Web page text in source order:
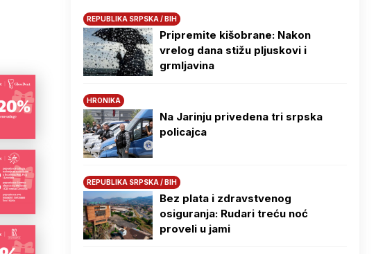
REPUBLIKA SRPSKA / BIH
Pripremite kišobrane: Nakon
vrelog dana stižu pljuskovi i
grmljavina
HRONIKA
Na Јarinju privedena tri srpska
policajca
REPUBLIKA SRPSKA / BIH
Bez plata i zdravstvenog
osiguranja: Rudari treću noć
proveli u jami